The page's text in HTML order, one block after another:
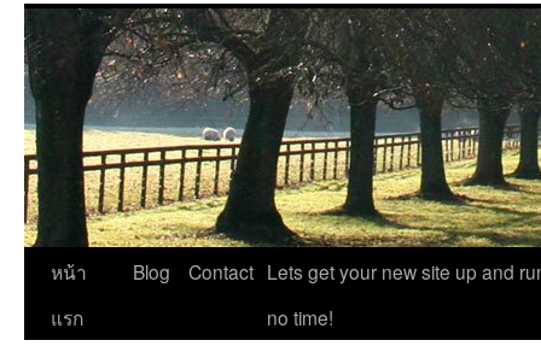
ข้าม
ไป
หน้า
แรก
Blog Contact Lets get your new site up and
no time!